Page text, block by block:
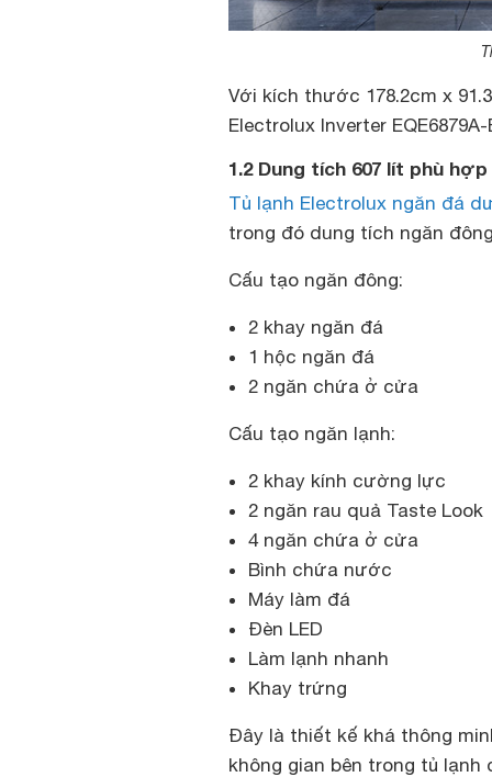
Với kích thước 178.2cm x
Electrolux Inverter
1.2 Dung tích 607 lít phù
Tủ lạnh Electrolux ngăn đá
trong đó dung tích ngăn
Cấu tạo ngăn đông:
2 khay ngăn đá
1 hộc ngăn đá
2 ngăn chứa ở cửa
Cấu tạo ngăn lạnh:
2 khay kính cường lực
2 ngăn rau quả Taste Look
4 ngăn chứa ở cửa
Bình chứa nước
Máy làm đá
Đèn LED
Làm lạnh nhanh
Khay trứng
Đây là thiết kế khá thông
không gian bên trong tủ